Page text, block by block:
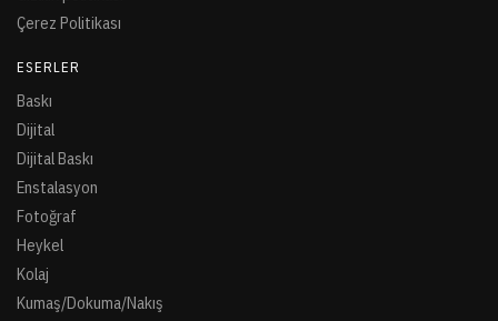
Çerez Politikası
ESERLER
Baskı
Dijital
Dijital Baskı
Enstalasyon
Fotoğraf
Heykel
Kolaj
Kumaş/Dokuma/Nakış